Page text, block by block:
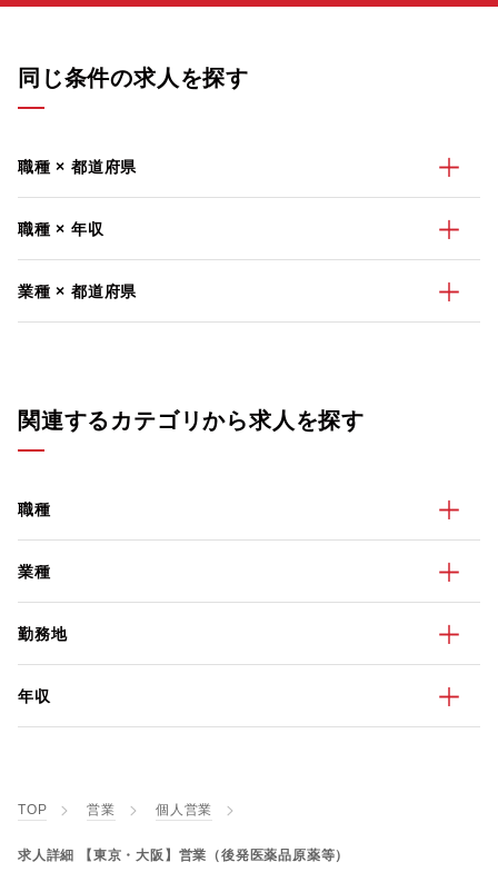
同じ条件の求人を探す
職種 × 都道府県
職種 × 年収
業種 × 都道府県
関連するカテゴリから求人を探す
職種
業種
勤務地
年収
TOP 営業 個人営業
求人詳細 【東京・大阪】営業（後発医薬品原薬等）